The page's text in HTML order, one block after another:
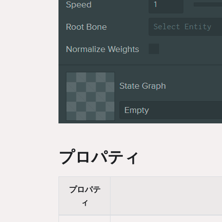
プロパティ
プロパテ
ィ